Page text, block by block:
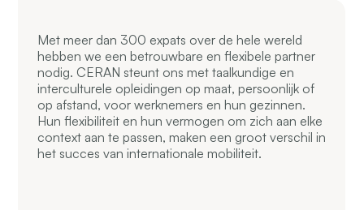
Met meer dan 300 expats over de hele wereld
hebben we een betrouwbare en flexibele partner
nodig. CERAN steunt ons met taalkundige en
interculturele opleidingen op maat, persoonlijk of
op afstand, voor werknemers en hun gezinnen.
Hun flexibiliteit en hun vermogen om zich aan elke
context aan te passen, maken een groot verschil in
het succes van internationale mobiliteit.